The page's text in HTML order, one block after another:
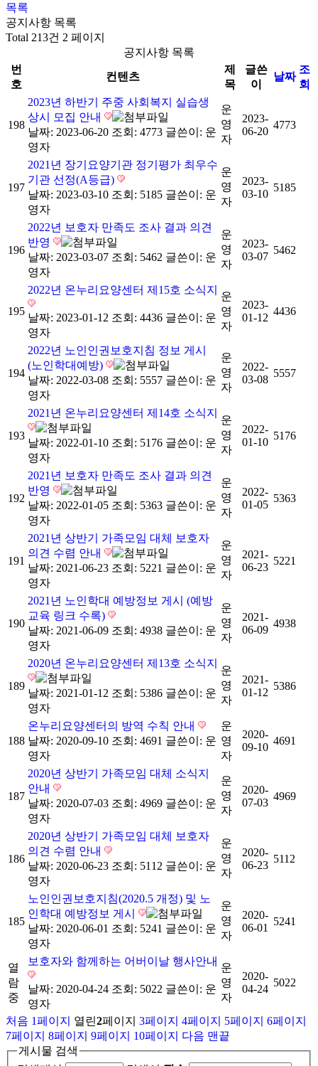
목록
공지사항 목록
Total 213건 2 페이지
공지사항 목록
번
호
컨텐츠
제
목
글쓴
이
날짜
조
회
198
2023년 하반기 주중 사회복지 실습생
상시 모집 안내
날짜: 2023-06-20 조회: 4773 글쓴이: 운
영자
운
영
자
2023-
06-20
4773
197
2021년 장기요양기관 정기평가 최우수
기관 선정(A등급)
날짜: 2023-03-10 조회: 5185 글쓴이: 운
영자
운
영
자
2023-
03-10
5185
196
2022년 보호자 만족도 조사 결과 의견
반영
날짜: 2023-03-07 조회: 5462 글쓴이: 운
영자
운
영
자
2023-
03-07
5462
195
2022년 온누리요양센터 제15호 소식지
날짜: 2023-01-12 조회: 4436 글쓴이: 운
영자
운
영
자
2023-
01-12
4436
194
2022년 노인인권보호지침 정보 게시
(노인학대예방)
날짜: 2022-03-08 조회: 5557 글쓴이: 운
영자
운
영
자
2022-
03-08
5557
193
2021년 온누리요양센터 제14호 소식지
날짜: 2022-01-10 조회: 5176 글쓴이: 운
영자
운
영
자
2022-
01-10
5176
192
2021년 보호자 만족도 조사 결과 의견
반영
날짜: 2022-01-05 조회: 5363 글쓴이: 운
영자
운
영
자
2022-
01-05
5363
191
2021년 상반기 가족모임 대체 보호자
의견 수렴 안내
날짜: 2021-06-23 조회: 5221 글쓴이: 운
영자
운
영
자
2021-
06-23
5221
190
2021년 노인학대 예방정보 게시 (예방
교육 링크 수록)
날짜: 2021-06-09 조회: 4938 글쓴이: 운
영자
운
영
자
2021-
06-09
4938
189
2020년 온누리요양센터 제13호 소식지
날짜: 2021-01-12 조회: 5386 글쓴이: 운
영자
운
영
자
2021-
01-12
5386
188
온누리요양센터의 방역 수칙 안내
날짜: 2020-09-10 조회: 4691 글쓴이: 운
영자
운
영
자
2020-
09-10
4691
187
2020년 상반기 가족모임 대체 소식지
안내
날짜: 2020-07-03 조회: 4969 글쓴이: 운
영자
운
영
자
2020-
07-03
4969
186
2020년 상반기 가족모임 대체 보호자
의견 수렴 안내
날짜: 2020-06-23 조회: 5112 글쓴이: 운
영자
운
영
자
2020-
06-23
5112
185
노인인권보호지침(2020.5 개정) 및 노
인학대 예방정보 게시
날짜: 2020-06-01 조회: 5241 글쓴이: 운
영자
운
영
자
2020-
06-01
5241
열
람
중
보호자와 함께하는 어버이날 행사안내
날짜: 2020-04-24 조회: 5022 글쓴이: 운
영자
운
영
자
2020-
04-24
5022
처음 1페이지 열린2페이지 3페이지 4페이지 5페이지 6페이지
7페이지 8페이지 9페이지 10페이지 다음 맨끝
게시물 검색